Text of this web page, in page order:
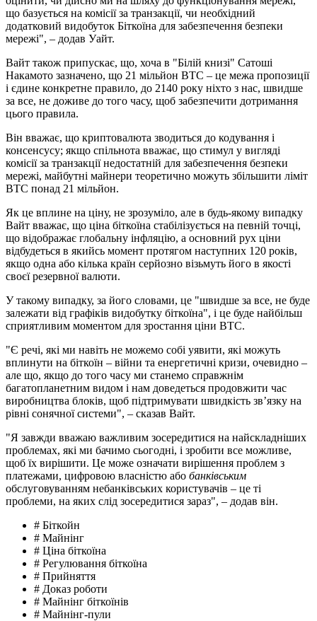
що базується на комісії за транзакції, чи необхідний
додатковий видобуток Біткоїна для забезпечення безпеки
мережі", – додав Уайт.
Вайт також припускає, що, хоча в "Білій книзі" Сатоші
Накамото зазначено, що 21 мільйон BTC – це межа пропозиції
і єдине конкретне правило, до 2140 року ніхто з нас, швидше
за все, не доживе до того часу, щоб забезпечити дотримання
цього правила.
Він вважає, що криптовалюта зводиться до кодування і
консенсусу; якщо спільнота вважає, що стимул у вигляді
комісії за транзакції недостатній для забезпечення безпеки
мережі, майбутні майнери теоретично можуть збільшити ліміт
BTC понад 21 мільйон.
Як це вплине на ціну, не зрозуміло, але в будь-якому випадку
Вайт вважає, що ціна біткоїна стабілізується на певній точці,
що відображає глобальну інфляцію, а основний рух ціни
відбудеться в якийсь момент протягом наступних 120 років,
якщо одна або кілька країн серйозно візьмуть його в якості
своєї резервної валюти.
У такому випадку, за його словами, це "швидше за все, не буде
залежати від графіків видобутку біткоїна", і це буде найбільш
сприятливим моментом для зростання ціни BTC.
"Є речі, які ми навіть не можемо собі уявити, які можуть
вплинути на біткоїн – війни та енергетичні кризи, очевидно –
але що, якщо до того часу ми станемо справжнім
багатопланетним видом і нам доведеться продовжити час
виробництва блоків, щоб підтримувати швидкість зв’язку на
рівні сонячної системи", – сказав Вайт.
"Я завжди вважаю важливим зосередитися на найскладніших
проблемах, які ми бачимо сьогодні, і зробити все можливе,
щоб їх вирішити. Це може означати вирішення проблем з
платежами, цифровою власністю або банківським
обслуговуванням небанківських користувачів – це ті
проблеми, на яких слід зосередитися зараз", – додав він.
# Біткойн
# Майнінг
# Ціна біткоїна
# Регулювання біткоїна
# Прийняття
# Доказ роботи
# Майнінг біткоїнів
# Майнінг-пули